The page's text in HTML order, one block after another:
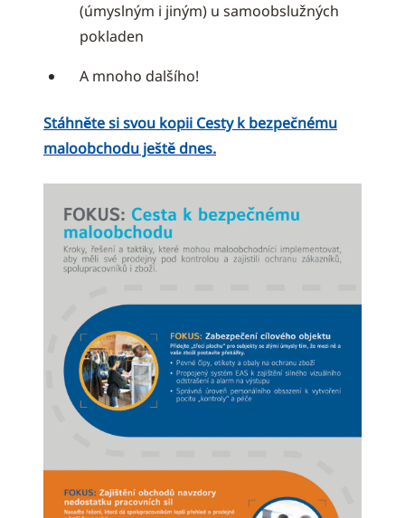
(úmyslným i jiným) u samoobslužných
pokladen
A mnoho dalšího!
Stáhněte si svou kopii Cesty k bezpečnému
maloobchodu ještě dnes.